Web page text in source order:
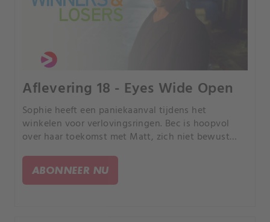
Aflevering 18 - Eyes Wide Open
Sophie heeft een paniekaanval tijdens het
winkelen voor verlovingsringen. Bec is hoopvol
over haar toekomst met Matt, zich niet bewust
ABONNEER NU